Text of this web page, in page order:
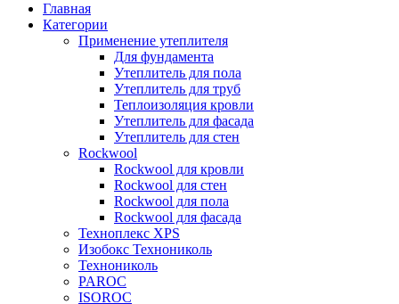
Главная
Категории
Применение утеплителя
Для фундамента
Утеплитель для пола
Утеплитель для труб
Теплоизоляция кровли
Утеплитель для фасада
Утеплитель для стен
Rockwool
Rockwool для кровли
Rockwool для стен
Rockwool для пола
Rockwool для фасада
Техноплекс XPS
Изобокс Технониколь
Технониколь
PAROC
ISOROC